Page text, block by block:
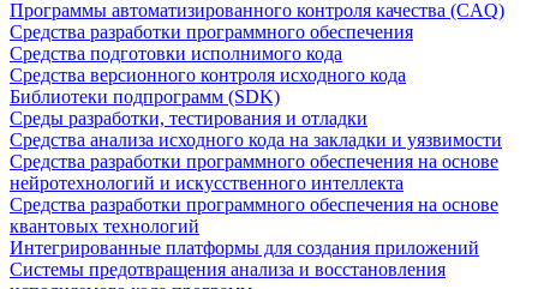
Программы автоматизированного контроля качества (CAQ)
Средства разработки программного обеспечения
Средства подготовки исполнимого кода
Средства версионного контроля исходного кода
Библиотеки подпрограмм (SDK)
Среды разработки, тестирования и отладки
Средства анализа исходного кода на закладки и уязвимости
Средства разработки программного обеспечения на основе
нейротехнологий и искусственного интеллекта
Средства разработки программного обеспечения на основе
квантовых технологий
Интегрированные платформы для создания приложений
Системы предотвращения анализа и восстановления